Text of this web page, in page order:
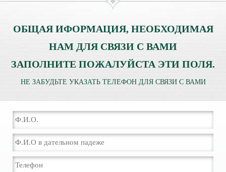
ОБЩАЯ ИФОРМАЦИЯ, НЕОБХОДИМАЯ
НАМ ДЛЯ СВЯЗИ С ВАМИ
ЗАПОЛНИТЕ ПОЖАЛУЙСТА ЭТИ ПОЛЯ.
НЕ ЗАБУДЬТЕ УКАЗАТЬ ТЕЛЕФОН ДЛЯ СВЯЗИ С ВАМИ